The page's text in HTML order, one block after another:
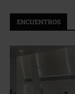
ENCUENTROS